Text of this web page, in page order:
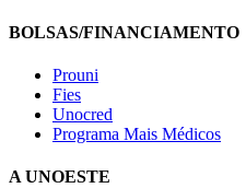
BOLSAS/FINANCIAMENTO
Prouni
Fies
Unocred
Programa Mais Médicos
A UNOESTE